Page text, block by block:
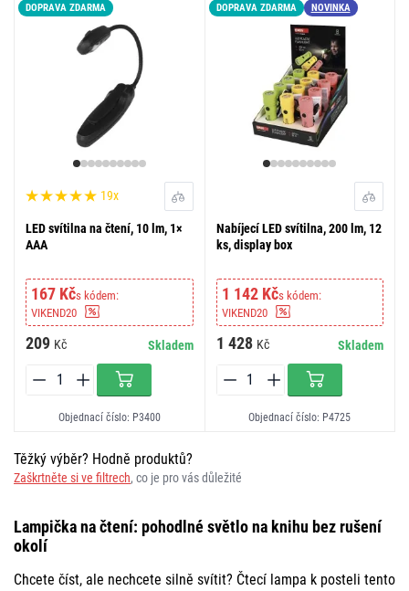
DOPRAVA ZDARMA
19x
LED svítilna na čtení, 10 lm, 1×
AAA
167 Kčs kódem:
VIKEND20
209 Kč Skladem
Objednací číslo: P3400
DOPRAVA ZDARMA NOVINKA
Nabíjecí LED svítilna, 200 lm, 12
ks, display box
1 142 Kčs kódem:
VIKEND20
1 428 Kč Skladem
Objednací číslo: P4725
Těžký výběr? Hodně produktů?
Zaškrtněte si ve filtrech, co je pro vás důležité
Lampička na čtení: pohodlné světlo na knihu bez rušení
okolí
Chcete číst, ale nechcete silně svítit? Čtecí lampa k posteli tento